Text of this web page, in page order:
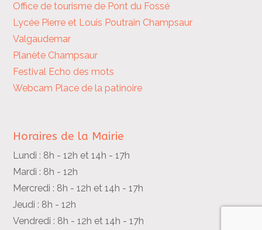
Office de tourisme de Pont du Fossé
Lycée Pierre et Louis Poutrain Champsaur
Valgaudemar
Planète Champsaur
Festival Echo des mots
Webcam Place de la patinoire
Horaires de la Mairie
Lundi : 8h - 12h et 14h - 17h
Mardi : 8h - 12h
Mercredi : 8h - 12h et 14h - 17h
Jeudi : 8h - 12h
Vendredi : 8h - 12h et 14h - 17h